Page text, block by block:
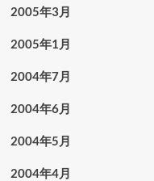
2005年3月
2005年1月
2004年7月
2004年6月
2004年5月
2004年4月